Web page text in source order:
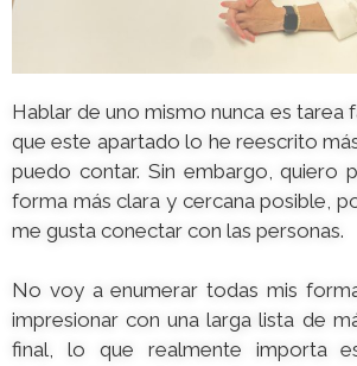
Hablar de uno mismo nunca es tarea
que este apartado lo he reescrito
puedo contar. Sin embargo, quiero
forma más clara y cercana posible,
me gusta conectar con las personas.
No voy a enumerar todas mis
impresionar con una larga lista de
final, lo que realmente importa